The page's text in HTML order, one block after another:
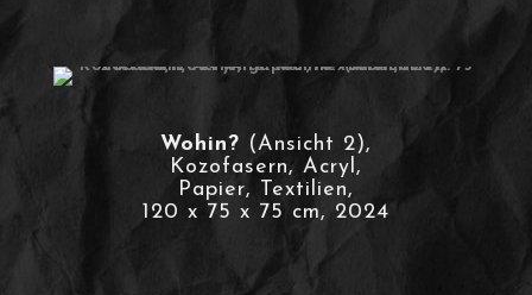
Wohin? (Ansicht 2),
Kozofasern, Acryl,
Papier, Textilien,
120 x 75 x 75 cm, 2024